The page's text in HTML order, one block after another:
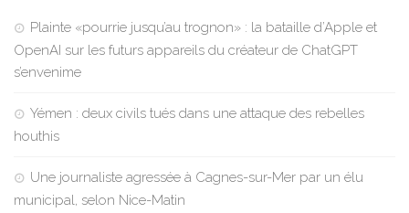
Plainte «pourrie jusqu’au trognon» : la bataille d’Apple et
OpenAI sur les futurs appareils du créateur de ChatGPT
s’envenime
Yémen : deux civils tués dans une attaque des rebelles
houthis
Une journaliste agressée à Cagnes-sur-Mer par un élu
municipal, selon Nice-Matin